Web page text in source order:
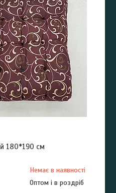
180*190 см
Немає в наявності
Оптом і в роздріб